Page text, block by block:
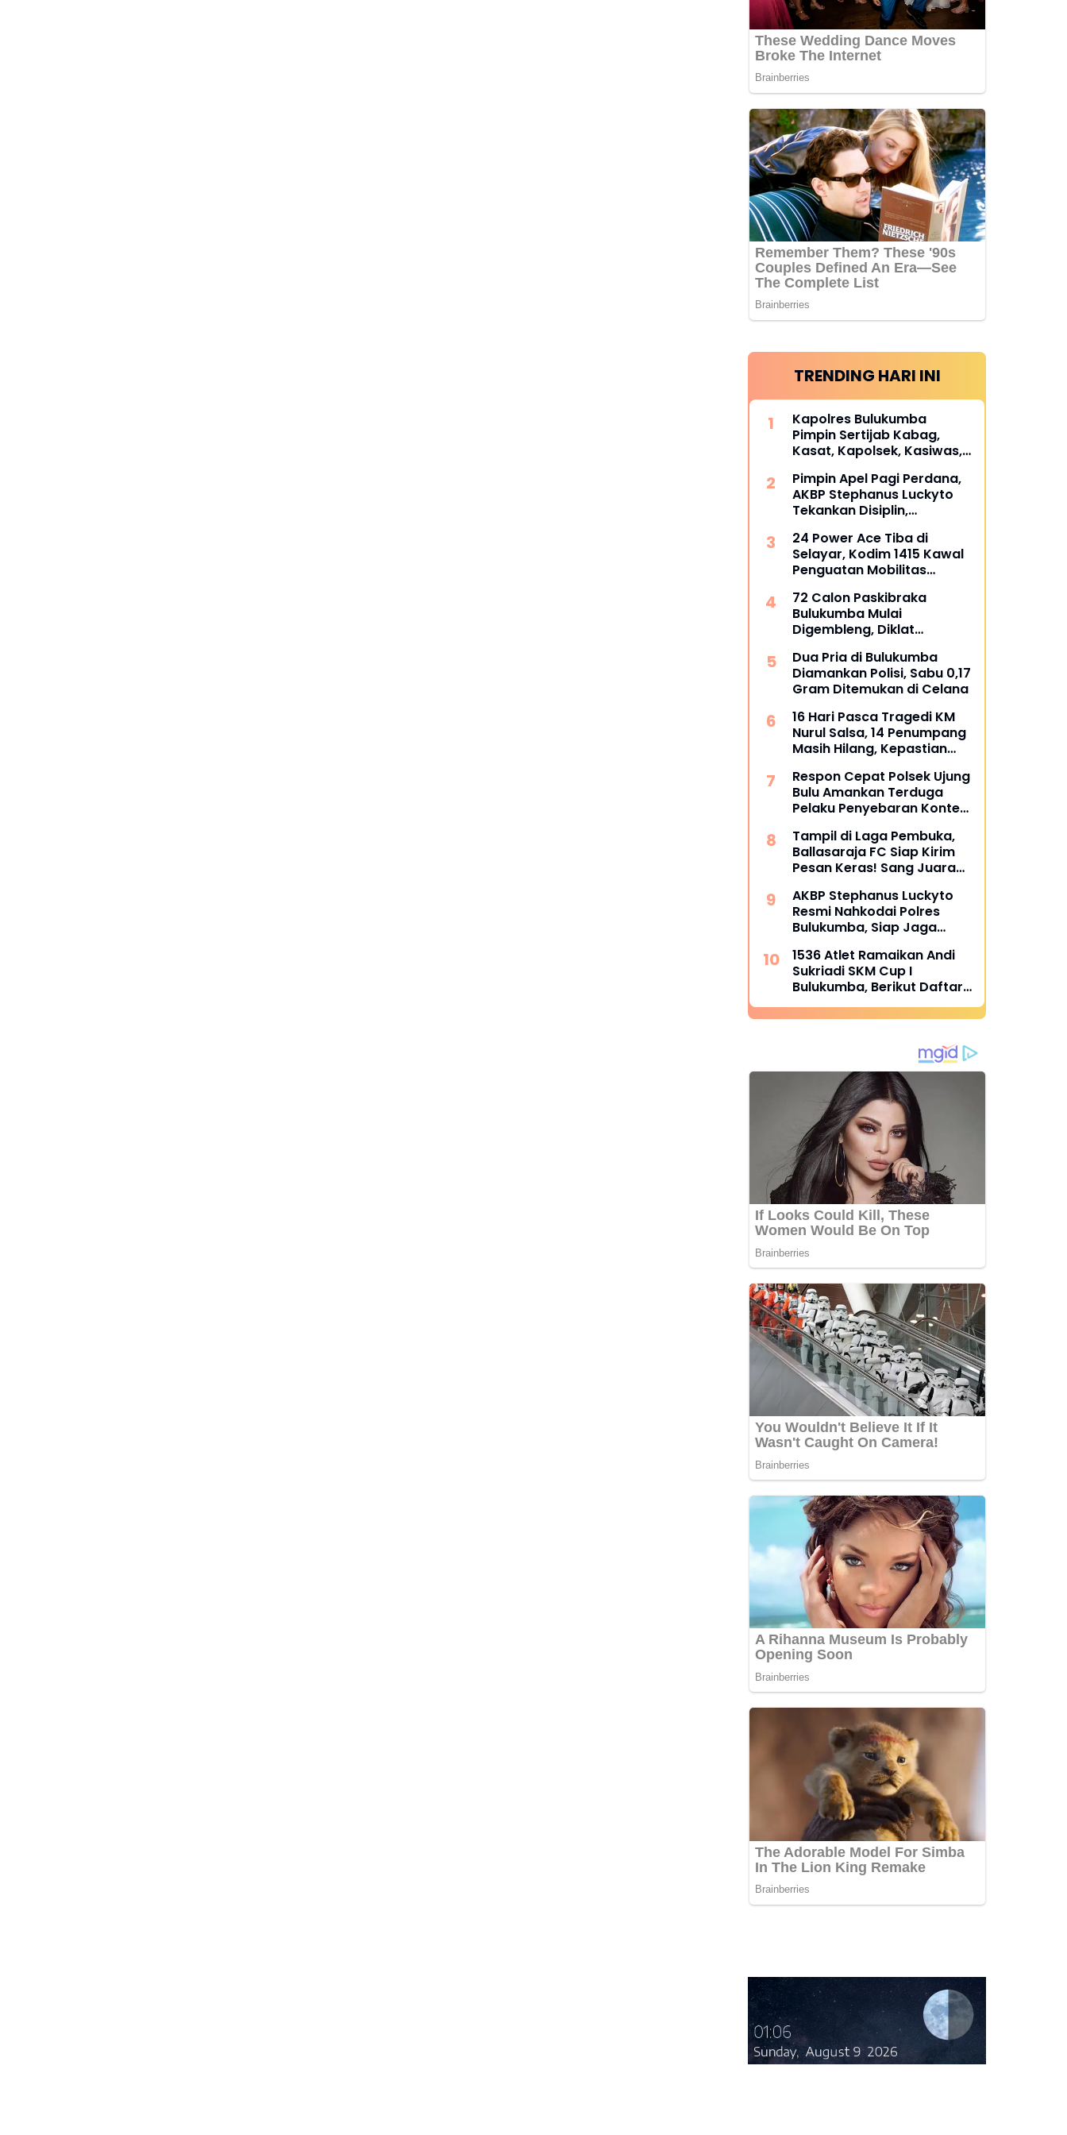
TRENDING HARI INI
Kapolres Bulukumba
Pimpin Sertijab Kabag,
Kasat, Kapolsek, Kasiwas,
ini daftarnya
Pimpin Apel Pagi Perdana,
AKBP Stephanus Luckyto
Tekankan Disiplin,
terhadap Organisasi
24 Power Ace Tiba di
Selayar, Kodim 1415 Kawal
Penguatan Mobilitas
72 Calon Paskibraka
Bulukumba Mulai
Digembleng, Diklat
Dua Pria di Bulukumba
Diamankan Polisi, Sabu 0,17
Gram Ditemukan di Celana
16 Hari Pasca Tragedi KM
Nurul Salsa, 14 Penumpang
Masih Hilang, Kepastian
dipertanyakan
Respon Cepat Polsek Ujung
Bulu Amankan Terduga
Pelaku Penyebaran Konten
Tampil di Laga Pembuka,
Ballasaraja FC Siap Kirim
Pesan Keras! Sang Juara
Sempurna di Piala
Kemerdekaan Bulukumpa
2026
AKBP Stephanus Luckyto
Resmi Nahkodai Polres
Bulukumba, Siap Jaga
1536 Atlet Ramaikan Andi
Sukriadi SKM Cup I
Bulukumba, Berikut Daftar
Juara 1 hingga 64